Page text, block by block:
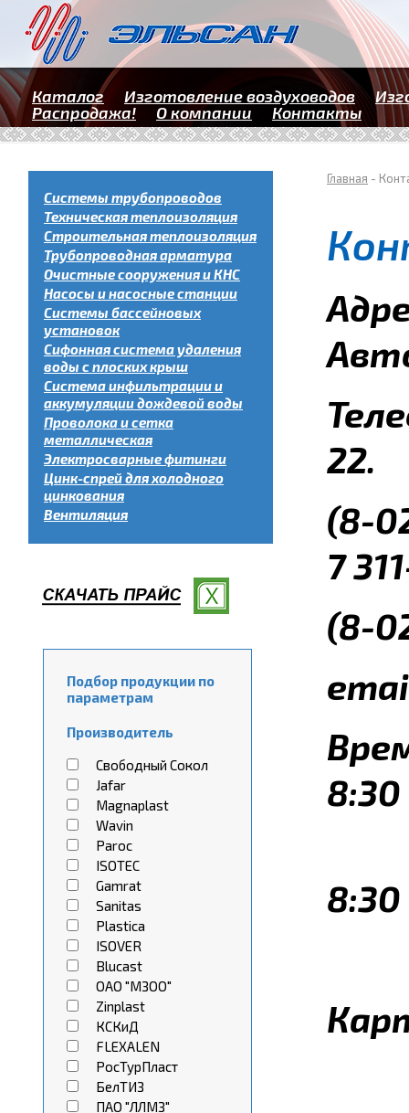
Каталог Изготовление воздуховодов
Распродажа!
О компании Контакты
Системы трубопроводов
Техническая теплоизоляция
Строительная теплоизоляция
Трубопроводная арматура
Очистные сооружения и КНС
Насосы и насосные станции
Системы бассейновых
установок
Сифонная система удаления
воды с плоских крыш
Система инфильтрации и
аккумуляции дождевой воды
Проволока и сетка
металлическая
Электросварные фитинги
Цинк-спрей для холодного
цинкования
Вентиляция
Подбор продукции по
параметрам
Производитель
Свободный Сокол
Jafar
Magnaplast
Wavin
Paroc
ISOTEC
Gamrat
Sanitas
Plastica
ISOVER
Blucast
ОАО "МЗОО"
Zinplast
КСКиД
FLEXALEN
РосТурПласт
БелТИЗ
ПАО "ЛЛМЗ"
Главная -
22.
(8-
7
(8-
8:30
8:30